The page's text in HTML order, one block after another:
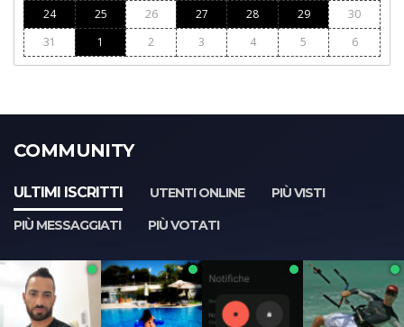
24
25 26 27 28 29
30
31
1 2 3 4 5 6
COMMUNITY
ULTIMI ISCRITTI UTENTI ONLINE
PIÙ VISTI
PIÙ MESSAGGIATI
PIÙ VOTATI